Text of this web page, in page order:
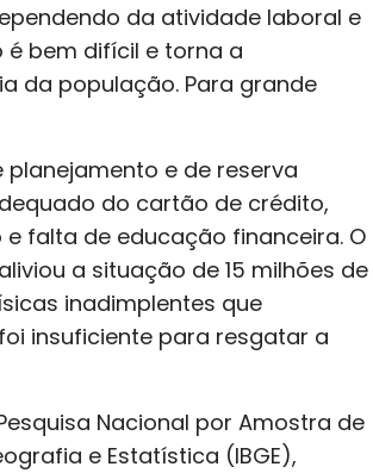
da atividade laboral e
é bem difícil e torna a
da população. Para grande
e de reserva
do cartão de crédito,
falta de educação financeira. O
a situação de 15 milhões de
inadimplentes que
insuficiente para resgatar a
Nacional por Amostra de
e Estatística (IBGE),